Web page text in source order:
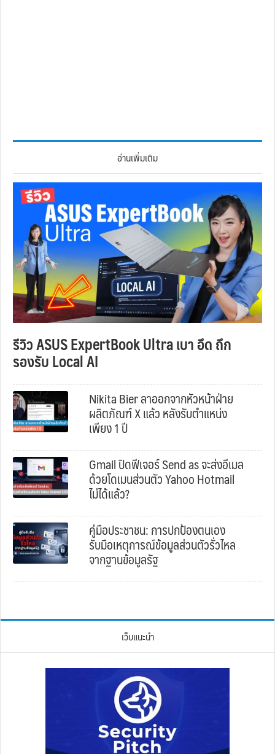
อ่านเพิ่มเติม
รีวิว ASUS ExpertBook Ultra เบา อึด ถึก
รองรับ Local AI
Nikita Bier ลาออกจากหัวหน้าฝ่าย
ผลิตภัณฑ์ X แล้ว หลังรับตำแหน่ง
เพียง 1 ปี
Gmail ปิดฟีเจอร์ Send as จะส่งอีเมล
ด้วยโดเมนส่วนตัว Yahoo Hotmail
ไม่ได้แล้ว?
คู่มือประชาชน: การปกป้องตนเอง
รับมือเหตุการณ์ข้อมูลส่วนตัวรั่วไหล
จากฐานข้อมูลรัฐ
เว็บแนะนำ